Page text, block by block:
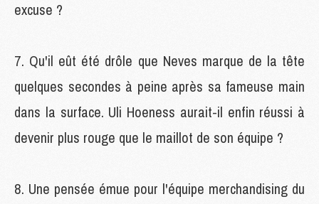
excuse ?
Qu'il eût été drôle que Neves marque de la tête
quelques secondes à peine après sa fameuse main
dans la surface. Uli Hoeness aurait-il enfin réussi à
devenir plus rouge que le maillot de son équipe ?
Une pensée émue pour l'équipe merchandising du